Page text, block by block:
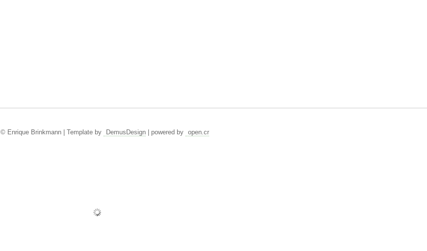
© Enrique Brinkmann | Template by DemusDesign| powered by open.cr